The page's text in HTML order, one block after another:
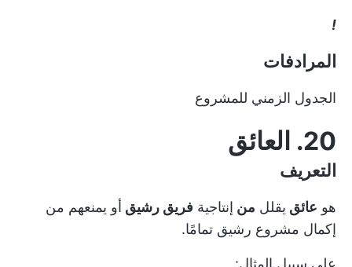
!
المرادفات
الجدول الزمني للمشروع
20. العائق
التعريف
هو عائق يقلل من إنتاجية فريق رشيق أو يمنعهم من
إكمال مشروع رشيق تمامًا.
على سبيل المثال: